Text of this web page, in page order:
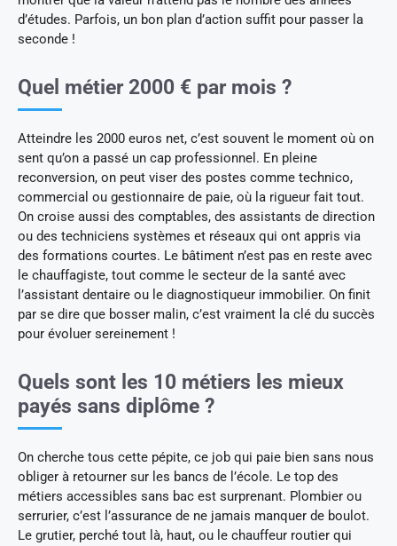
d’études. Parfois, un bon plan d’action suffit pour passer la
seconde !
Quel métier 2000 € par mois ?
Atteindre les 2000 euros net, c’est souvent le moment où on
sent qu’on a passé un cap professionnel. En pleine
reconversion, on peut viser des postes comme technico,
commercial ou gestionnaire de paie, où la rigueur fait tout.
On croise aussi des comptables, des assistants de direction
ou des techniciens systèmes et réseaux qui ont appris via
des formations courtes. Le bâtiment n’est pas en reste avec
le chauffagiste, tout comme le secteur de la santé avec
l’assistant dentaire ou le diagnostiqueur immobilier. On finit
par se dire que bosser malin, c’est vraiment la clé du succès
pour évoluer sereinement !
Quels sont les 10 métiers les mieux
payés sans diplôme ?
On cherche tous cette pépite, ce job qui paie bien sans nous
obliger à retourner sur les bancs de l’école. Le top des
métiers accessibles sans bac est surprenant. Plombier ou
serrurier, c’est l’assurance de ne jamais manquer de boulot.
Le grutier, perché tout là, haut, ou le chauffeur routier qui